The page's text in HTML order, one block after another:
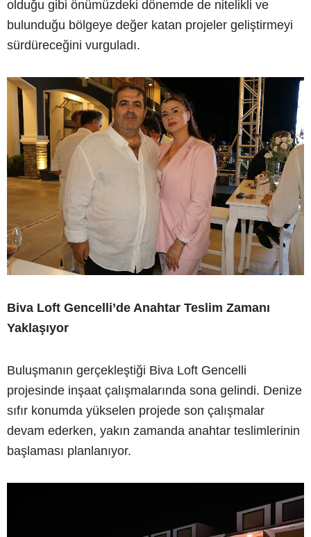
olduğu gibi önümüzdeki dönemde de nitelikli ve
bulunduğu bölgeye değer katan projeler geliştirmeyi
sürdüreceğini vurguladı.
Biva Loft Gencelli’de Anahtar Teslim Zamanı
Yaklaşıyor
Buluşmanın gerçekleştiği Biva Loft Gencelli
projesinde inşaat çalışmalarında sona gelindi. Denize
sıfır konumda yükselen projede son çalışmalar
devam ederken, yakın zamanda anahtar teslimlerinin
başlaması planlanıyor.